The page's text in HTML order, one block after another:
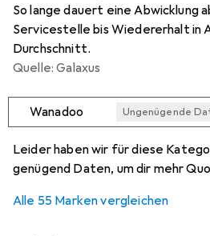
So lange dauert eine Abwicklung
Servicestelle bis Wiedererhalt in
Durchschnitt.
Quelle: Galaxus
Wanadoo Ungenügende
Leider haben wir für diese
genügend Daten, um dir mehr
Alle 55 Marken vergleichen